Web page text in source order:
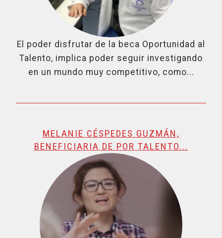
El poder disfrutar de la beca Oportunidad al
Talento, implica poder seguir investigando
en un mundo muy competitivo, como...
MELANIE CÉSPEDES GUZMÁN,
BENEFICIARIA DE POR TALENTO...